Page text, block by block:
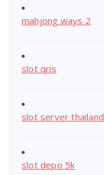
mahjong ways 2
slot qris
slot server thailand
slot depo 5k